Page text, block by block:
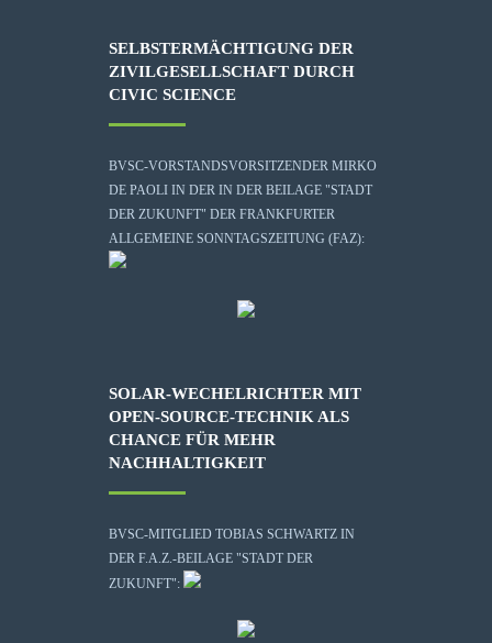
SELBSTERMÄCHTIGUNG DER
ZIVILGESELLSCHAFT DURCH
CIVIC SCIENCE
BVSC-VORSTANDSVORSITZENDER MIRKO
DE PAOLI IN DER IN DER BEILAGE "STADT
DER ZUKUNFT" DER FRANKFURTER
ALLGEMEINE SONNTAGSZEITUNG (FAZ):
SOLAR-WECHELRICHTER MIT
OPEN-SOURCE-TECHNIK ALS
CHANCE FÜR MEHR
NACHHALTIGKEIT
BVSC-MITGLIED TOBIAS SCHWARTZ IN
DER F.A.Z.-BEILAGE "STADT DER
ZUKUNFT":